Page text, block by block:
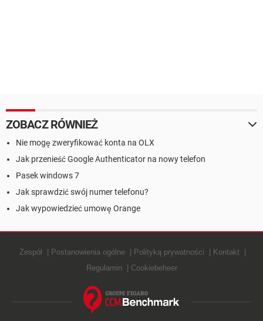
ZOBACZ RÓWNIEŻ
Nie mogę zweryfikować konta na OLX
Jak przenieść Google Authenticator na nowy telefon
Pasek windows 7
Jak sprawdzić swój numer telefonu?
Jak wypowiedzieć umowę Orange
Zespół Postanowienia ogólne Polityką prywatności
Kontakt
Regulamin
Cookiebeheer